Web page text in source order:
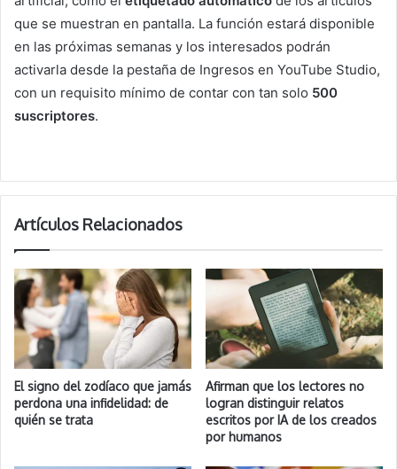
que se muestran en pantalla. La función estará disponible
en las próximas semanas y los interesados podrán
activarla desde la pestaña de Ingresos en YouTube Studio,
con un requisito mínimo de contar con tan solo 500
suscriptores.
Artículos Relacionados
El signo del zodíaco que jamás
perdona una infidelidad: de
quién se trata
Afirman que los lectores no
logran distinguir relatos
escritos por IA de los creados
por humanos